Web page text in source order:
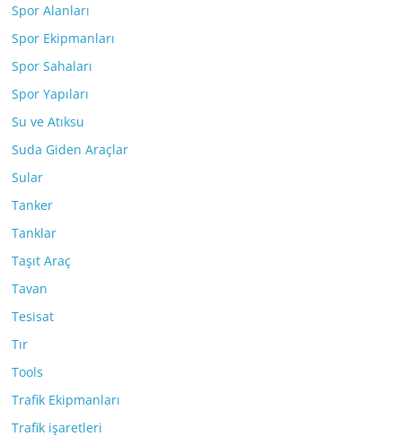
Spor Alanları
Spor Ekipmanları
Spor Sahaları
Spor Yapıları
Su ve Atıksu
Suda Giden Araçlar
Sular
Tanker
Tanklar
Taşıt Araç
Tavan
Tesisat
Tır
Tools
Trafik Ekipmanları
Trafik işaretleri